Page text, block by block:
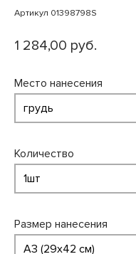
Артикул 01398798S
1 284,00 руб.
Место нанесения
Количество
Размер нанесения